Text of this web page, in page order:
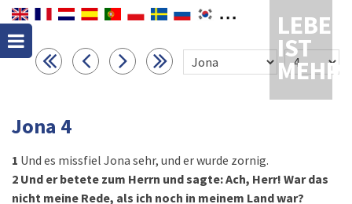
LEBEN
IST
MEHR
Jona 4
1 Und es missfiel Jona sehr, und er wurde zornig.
2 Und er betete zum Herrn und sagte: Ach, Herr! War das
nicht meine Rede, als ich noch in meinem Land war?